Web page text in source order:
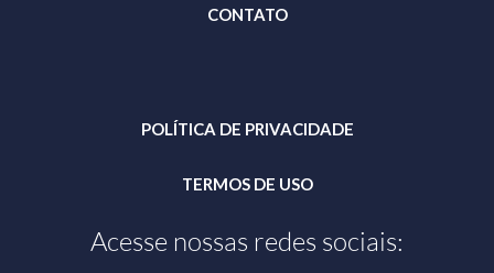
CONTATO
POLÍTICA DE PRIVACIDADE
TERMOS DE USO
Acesse nossas redes sociais: